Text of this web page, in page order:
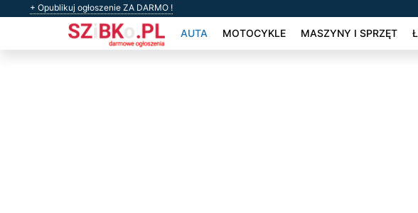
+ Opublikuj ogłoszenie ZA DARMO !
AUTA MOTOCYKLE MASZYNY I SPRZĘT